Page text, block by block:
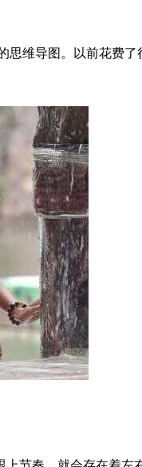
维导图。以前花费了